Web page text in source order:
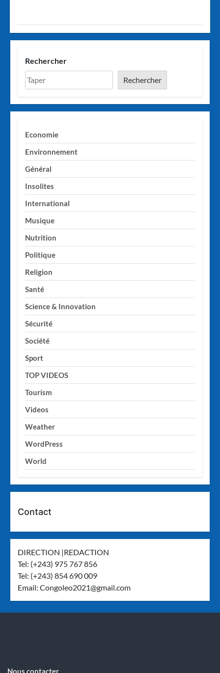
Rechercher
Rechercher
Economie
Environnement
Général
Insolites
International
Musique
Nutrition
Politique
Religion
Santé
Science & Innovation
Sécurité
Société
Sport
TOP VIDEOS
Tourism
Videos
Weather
WordPress
World
Contact
DIRECTION |REDACTION
Tel: (+243) 975 767 856
Tel: (+243) 854 690 009
Email:Congoleo2021@gmail.com
Nous contacter